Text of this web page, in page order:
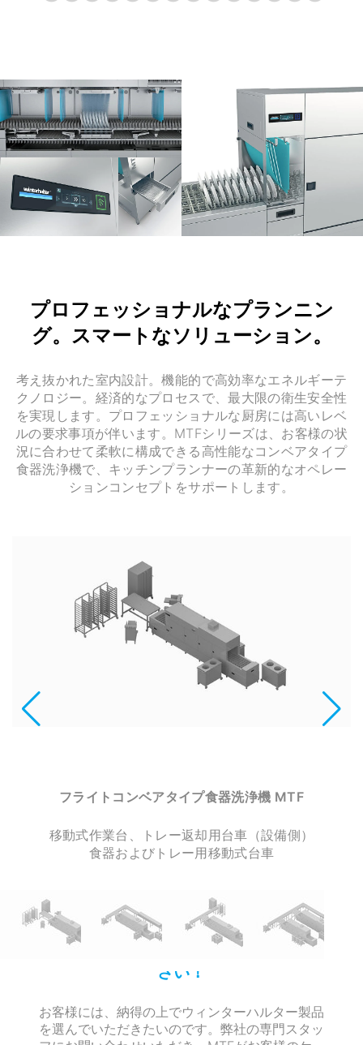
プロフェッショナルなプランニン
グ。スマートなソリューション。
考え抜かれた室内設計。機能的で高効率なエネルギーテ
クノロジー。経済的なプロセスで、最大限の衛生安全性
を実現します。プロフェッショナルな厨房には高いレベ
ルの要求事項が伴います。MTFシリーズは、お客様の状
況に合わせて柔軟に構成できる高性能なコンベアタイプ
食器洗浄機で、キッチンプランナーの革新的なオペレー
ションコンセプトをサポートします。
フライトコンベアタイプ食器洗浄機 MTF
移動式作業台、トレー返却用台車（設備側）
食器およびトレー用移動式台車
専門スタッフに直接お問い合わせくだ
さい！
お客様には、納得の上でウィンターハルター製品
を選んでいただきたいのです。弊社の専門スタッ